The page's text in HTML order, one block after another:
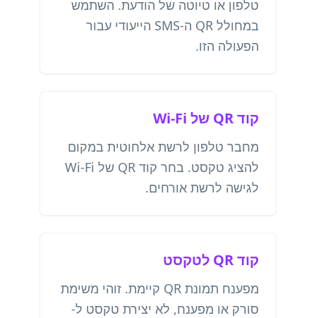
טלפון או טיוטה של הודעת. השתמש
במחולל QR ה-SMS הייעודי עבור
הפעולה הזו.
קוד QR של Wi-Fi
מחבר טלפון לרשת אלחוטית במקום
להציג טקסט. בחר קוד QR של Wi-Fi
לגישה לרשת אורחים.
קוד QR לטקסט
מפענח תמונת QR קיימת. זוהי משימת
סורק או מפענח, לא יצירת טקסט ל-